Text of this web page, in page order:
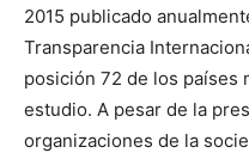
2015 publicado
Transparencia
posición 72 de los países
estudio. A pesar de la
organizaciones de la